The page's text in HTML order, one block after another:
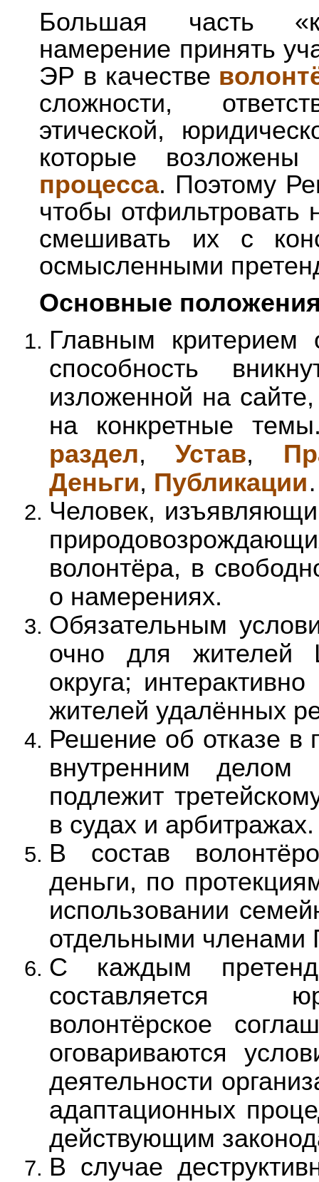
Большая часть
намерение принять
ЭР в качестве
сложности,
этической,
которые
процесса. Поэтому
чтобы отфильтровать
смешивать их с
осмысленными
Основные
Главным критерием
способность
изложенной на
на конкретные
раздел,Устав,
Деньги, Публикации
Человек,
волонтёра, в
о намерениях.
Обязательным
очно для жителей
округа;
жителей удалённых
Решение об отказе в
внутренним
подлежит
в судах и арбитражах.
В состав
деньги, по
использовании
отдельными членами
С каждым
составляется
волонтёрское
оговариваются
деятельности
адаптационных
действующим
В случае